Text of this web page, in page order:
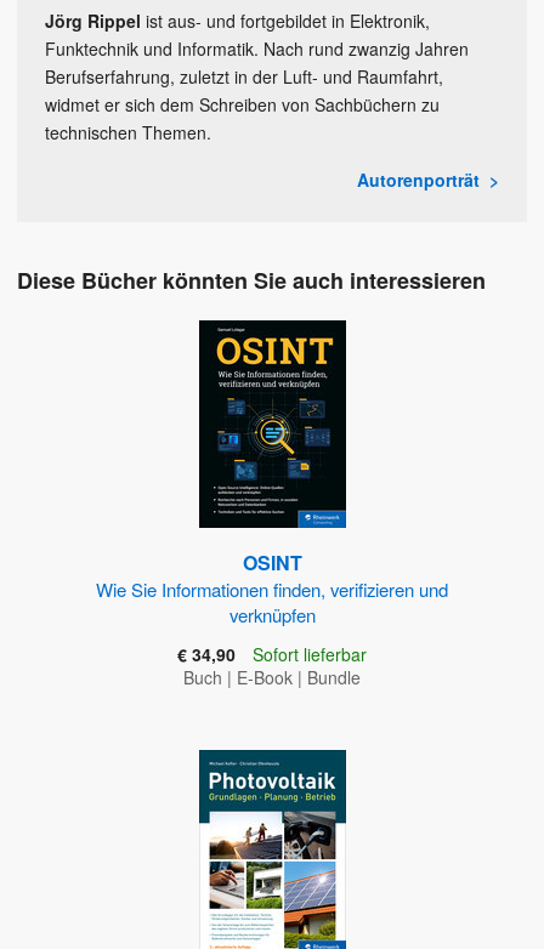
Jörg Rippel ist aus- und fortgebildet in Elektronik,
Funktechnik und Informatik. Nach rund zwanzig Jahren
Berufserfahrung, zuletzt in der Luft- und Raumfahrt,
widmet er sich dem Schreiben von Sachbüchern zu
technischen Themen.
Autorenporträt
Diese Bücher könnten Sie auch interessieren
OSINT
Wie Sie Informationen finden, verifizieren und
verknüpfen
€ 34,90
Sofort lieferbar
Buch | E-Book | Bundle